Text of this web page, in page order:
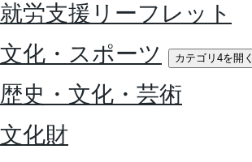
就労支援リーフレット
文化・スポーツ
カテゴリ4を開く
歴史・文化・芸術
文化財